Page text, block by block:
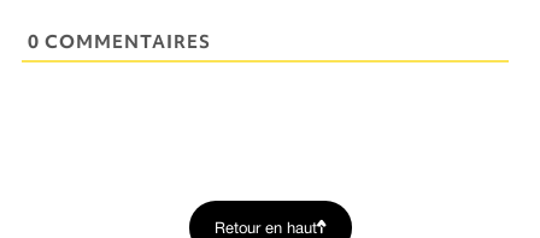
0 COMMENTAIRES
Retour en haut